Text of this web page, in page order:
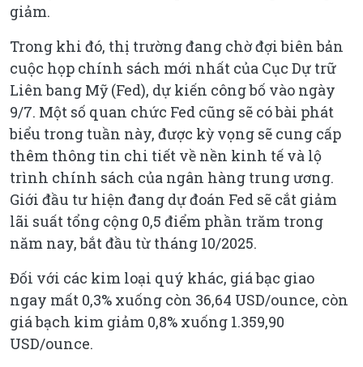
giảm.
Trong khi đó, thị trường đang chờ đợi biên bản
cuộc họp chính sách mới nhất của Cục Dự trữ
Liên bang Mỹ (Fed), dự kiến công bố vào ngày
9/7. Một số quan chức Fed cũng sẽ có bài phát
biểu trong tuần này, được kỳ vọng sẽ cung cấp
thêm thông tin chi tiết về nền kinh tế và lộ
trình chính sách của ngân hàng trung ương.
Giới đầu tư hiện đang dự đoán Fed sẽ cắt giảm
lãi suất tổng cộng 0,5 điểm phần trăm trong
năm nay, bắt đầu từ tháng 10/2025.
Đối với các kim loại quý khác, giá bạc giao
ngay mất 0,3% xuống còn 36,64 USD/ounce, còn
giá bạch kim giảm 0,8% xuống 1.359,90
USD/ounce.